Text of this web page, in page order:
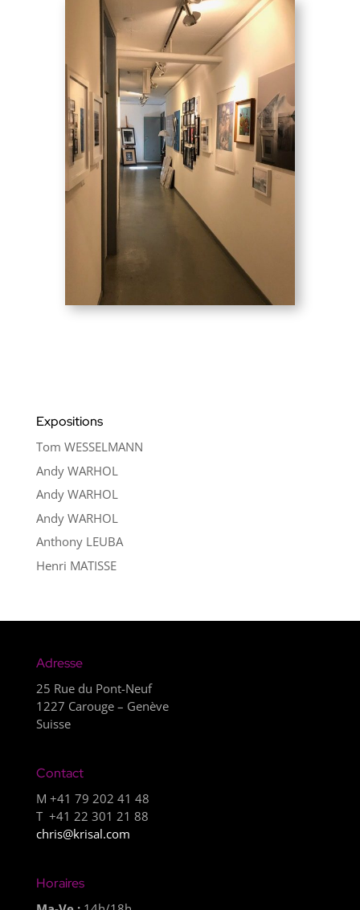
Expositions
Tom WESSELMANN
Andy WARHOL
Andy WARHOL
Andy WARHOL
Anthony LEUBA
Henri MATISSE
Adresse
25 Rue du Pont-Neuf
1227 Carouge – Genève
Suisse
Contact
M +41 79 202 41 48
T +41 22 301 21 88
chris@krisal.com
Horaires